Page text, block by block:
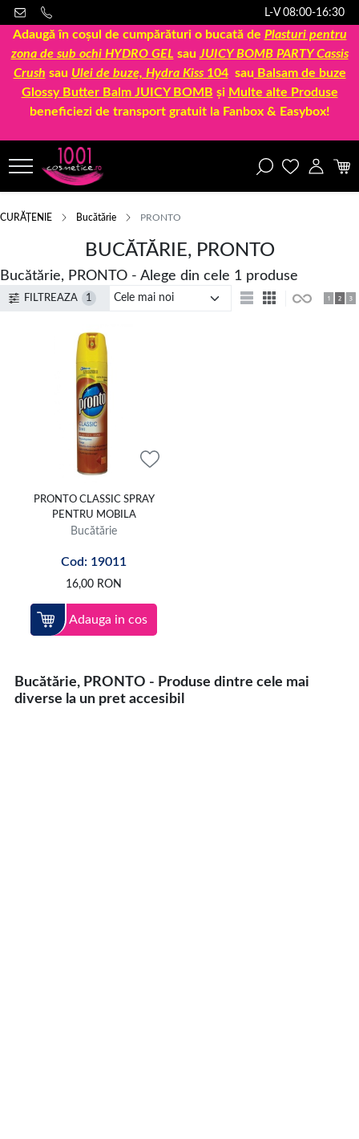
L-V 08:00-16:30
Adaugă în coșul de cumpărături o bucată de Plasturi pentru
zona de sub ochi HYDRO GEL sau JUICY BOMB PARTY Cassis
Crush sau Ulei de buze, Hydra Kiss 104sau Balsam de buze
Glossy Butter Balm JUICY BOMB și Multe alte Produse
beneficiezi de transport gratuit la Fanbox & Easybox!
CURĂȚENIE Bucătărie PRONTO
BUCĂTĂRIE, PRONTO
Bucătărie, PRONTO - Alege din cele 1 produse
FILTREAZA 1
PRONTO CLASSIC SPRAY
PENTRU MOBILA
Bucătărie
Cod: 19011
16,00 RON
Adauga in cos
Bucătărie, PRONTO - Produse dintre cele mai
diverse la un pret accesibil